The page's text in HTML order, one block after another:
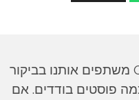
כותבים אורחים ב OUTPANEL משתפים אותנו בביקור
פוסטים בודדים. אם